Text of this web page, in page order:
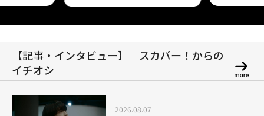
【記事・インタビュー】 スカパー！からの
イチオシ
2026.08.07